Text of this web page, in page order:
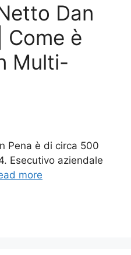
Dan
Come è
Multi-
Pena è di circa 500
Esecutivo aziendale
more